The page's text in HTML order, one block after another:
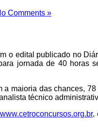
Comments »
o edital publicado no
jornada de 40 horas
maioria das chances,
técnico
www.cetroconcursos.org.br,